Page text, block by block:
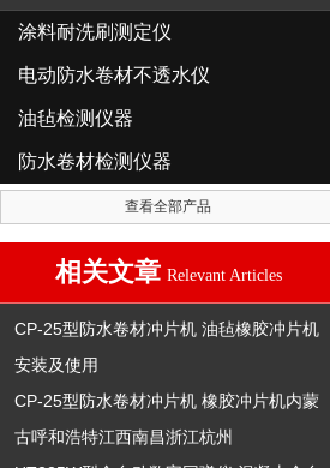
涂料耐洗刷测定仪
电动防水卷材不透水仪
油毡检测仪器
防水卷材检测仪器
查看全部产品
相关文章 Relevant Articles
CP-25型防水卷材冲片机 油毡橡胶冲片机
安装及使用
CP-25型防水卷材冲片机 橡胶冲片机内蒙
古呼和浩特江西南昌浙江杭州